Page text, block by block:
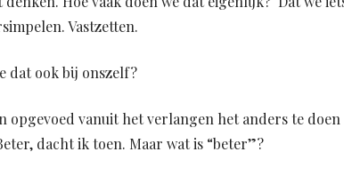
Vastzetten.
dat ook bij onszelf?
opgevoed vanuit het verlangen het anders te doen
dacht ik toen. Maar wat is “beter”?